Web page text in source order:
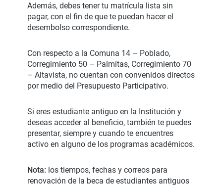
Además, debes tener tu matrícula lista sin
pagar, con el fin de que te puedan hacer el
desembolso correspondiente.
Con respecto a la Comuna 14 – Poblado,
Corregimiento 50 – Palmitas, Corregimiento 70
– Altavista, no cuentan con convenidos directos
por medio del Presupuesto Participativo.
Si eres estudiante antiguo en la Institución y
deseas acceder al beneficio, también te puedes
presentar, siempre y cuando te encuentres
activo en alguno de los programas académicos.
Nota: los tiempos, fechas y correos para
renovación de la beca de estudiantes antiguos